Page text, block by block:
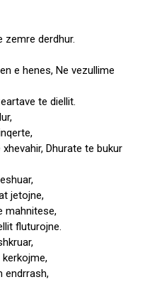
zemre derdhur.
e henes, Ne vezullime
te diellit.
Dhurate te bukur
jetojne,
mahnitese,
fluturojne.
endrrash,